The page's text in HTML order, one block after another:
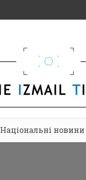
Національні новини